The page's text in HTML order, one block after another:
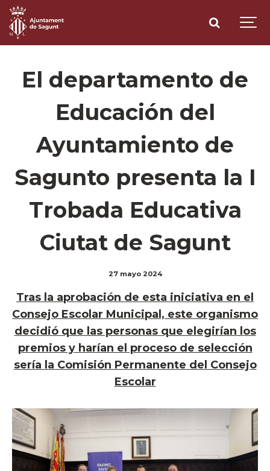
El departamento de
Educación del
Ayuntamiento de
Sagunto presenta la I
Trobada Educativa
Ciutat de Sagunt
27 mayo 2024
Tras la aprobación de esta iniciativa en el
Consejo Escolar Municipal, este organismo
decidió que las personas que elegirían los
premios y harían el proceso de selección
sería la Comisión Permanente del Consejo
Escolar